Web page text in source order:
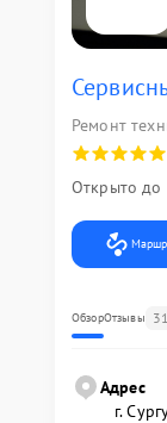
Ремонт
Открыто до
ОбзорОтзывы
Адрес
г.